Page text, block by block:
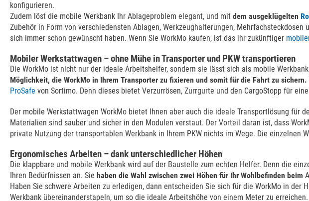
konfigurieren.
Zudem löst die mobile Werkbank Ihr Ablageproblem elegant, und mit dem ausgeklügelten
Zubehör in Form von verschiedensten Ablagen, Werkzeughalterungen,
sich immer schon gewünscht haben. Wenn Sie WorkMo kaufen, ist das ihr zukünftiger
Mobiler Werkstattwagen – ohne Mühe in Transporter und PKW transportieren
Die WorkMo ist nicht nur der ideale Arbeitshelfer, sondern sie lässt sich als mobile
Möglichkeit, die WorkMo in Ihrem Transporter zu fixieren und somit für die Fahrt zu sichern.
ProSafe von Sortimo. Denn dieses bietet Verzurrösen, Zurrgurte und den CargoStopp für
Der mobile Werkstattwagen WorkMo bietet Ihnen aber auch die ideale Transportlösung für
Materialien sind sauber und sicher in den Modulen verstaut. Der Vorteil daran ist, dass
private Nutzung der transportablen Werkbank in Ihrem PKW nichts im Wege. Die
Ergonomisches Arbeiten – dank unterschiedlicher Höhen
Die klappbare und mobile Werkbank wird auf der Baustelle zum echten Helfer. Denn die
Ihren Bedürfnissen an. Sie haben die Wahl zwischen zwei Höhen für Ihr Wohlbefinden beim
Haben Sie schwere Arbeiten zu erledigen, dann entscheiden Sie sich für die WorkMo in
Werkbank übereinanderstapeln, um so die ideale Arbeitshöhe von einem Meter zu erreichen.